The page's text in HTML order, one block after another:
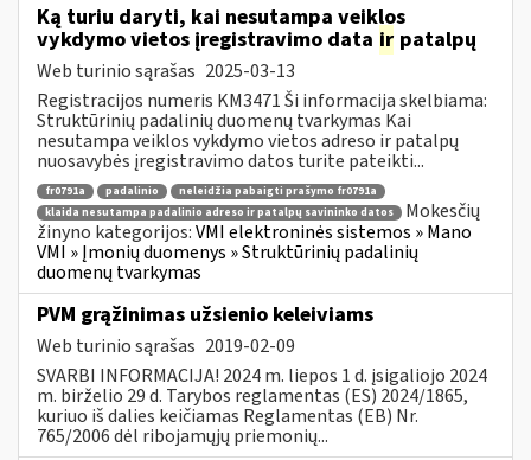
Ką turiu daryti, kai nesutampa veiklos
vykdymo vietos įregistravimo data ir patalpų
Web turinio sąrašas 2025-03-13
Registracijos numeris KM3471 Ši informacija skelbiama:
Struktūrinių padalinių duomenų tvarkymas Kai
nesutampa veiklos vykdymo vietos adreso ir patalpų
nuosavybės įregistravimo datos turite pateikti...
fr0791a padalinio
neleidžia pabaigti prašymo fr0791a
klaida nesutampa padalinio adreso ir patalpų savininko datos
Mokesčių
žinyno kategorijos:VMI elektroninės sistemos » Mano
VMI » Įmonių duomenys » Struktūrinių padalinių
duomenų tvarkymas
PVM grąžinimas užsienio keleiviams
Web turinio sąrašas 2019-02-09
SVARBI INFORMACIJA! 2024 m. liepos 1 d. įsigaliojo 2024
m. birželio 29 d. Tarybos reglamentas (ES) 2024/1865,
kuriuo iš dalies keičiamas Reglamentas (EB) Nr.
765/2006 dėl ribojamųjų priemonių...